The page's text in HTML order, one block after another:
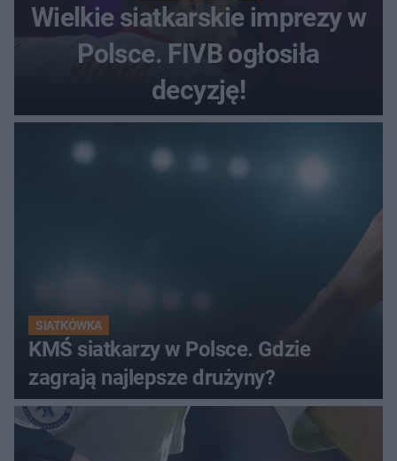
Wielkie siatkarskie imprezy w
Polsce. FIVB ogłosiła
decyzję!
SIATKÓWKA
KMŚ siatkarzy w Polsce. Gdzie
zagrają najlepsze drużyny?